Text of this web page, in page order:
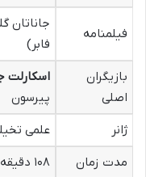
فیلمنامه
جاناتان
فابر)
بازیگران
اصلی
اسکارلت
پیرسون
ژانر
علمی
مدت زمان
۱۰۸ دقیقه